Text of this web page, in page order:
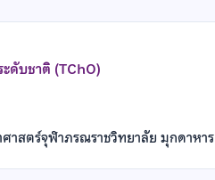
ดับชาติ (TChO)
ศาสตร์จุฬาภรณราชวิทยาลัย มุกดาหาร